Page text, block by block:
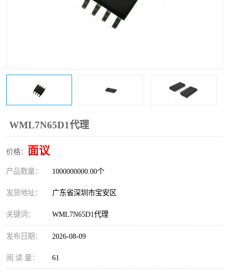
WML7N65D1代理
价格： 面议
产品数量： 1000000000.00个
发货地址： 广东省深圳市宝安区
关键词： WML7N65D1代理
发布日期： 2026-08-09
阅 读 量： 61
FT64F
FT61F022
FT61F021